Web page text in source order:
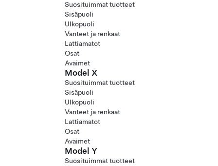
Suosituimmat tuotteet
Sisäpuoli
Ulkopuoli
Vanteet ja renkaat
Lattiamatot
Osat
Avaimet
Model X
Suosituimmat tuotteet
Sisäpuoli
Ulkopuoli
Vanteet ja renkaat
Lattiamatot
Osat
Avaimet
Model Y
Suosituimmat tuotteet